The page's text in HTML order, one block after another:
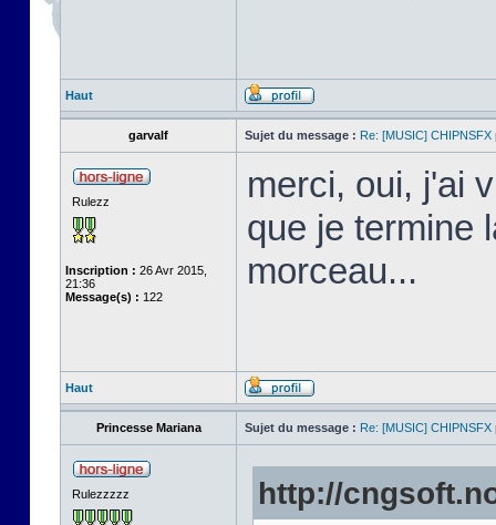
Haut
garvalf Sujet du message : Re: [MUSIC]
Rulezz
Inscription : 26 Avr 2015,
21:36
Message(s) : 122
merci, oui, j'ai
que je termine
morceau...
Haut
Princesse Mariana Sujet du message : Re: [MUSIC]
Rulezzzzz http://